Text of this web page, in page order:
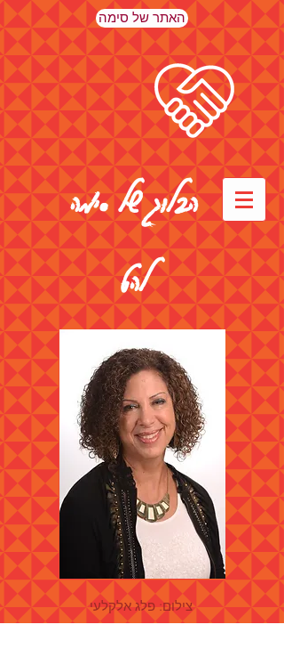
האתר של סימה
הבלוג של סימה
להט
צילום: פלג אלקלעי